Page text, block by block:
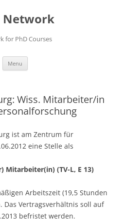
Network
for PhD Courses
Menu
Wiss. Mitarbeiter/in
ist am Zentrum für
eine Stelle als
Mitarbeiter(in) (TV-L, E 13)
Arbeitszeit (19,5 Stunden
Das Vertragsverhältnis soll auf
befristet werden.